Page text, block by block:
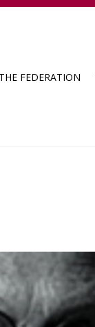
THE FEDERATION